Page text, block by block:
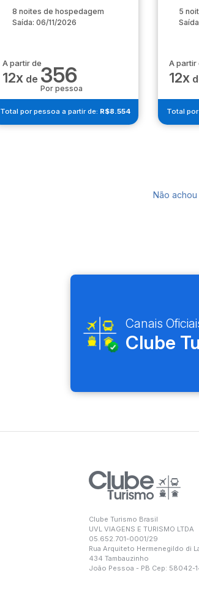
8 noites de hospedagem
Saída: 06/11/2026
A partir de
12x de 356
Por pessoa
Total por pessoa a partir de: R$8.554
5
A partir
12x
Total
Não
Canais
Clube
Clube Turismo Brasil
UVL VIAGENS E TURISMO LTDA
05.652.701-0001/29
Rua Arquiteto Hermenegildo di
434 Tambauzinho
João Pessoa - PB Cep: 58042-